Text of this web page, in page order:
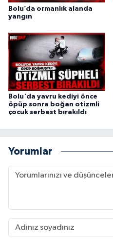
Bolu’da ormanlık alanda
yangın
Bolu'da yavru kediyi önce
öpüp sonra boğan otizmli
çocuk serbest bırakıldı
Yorumlar